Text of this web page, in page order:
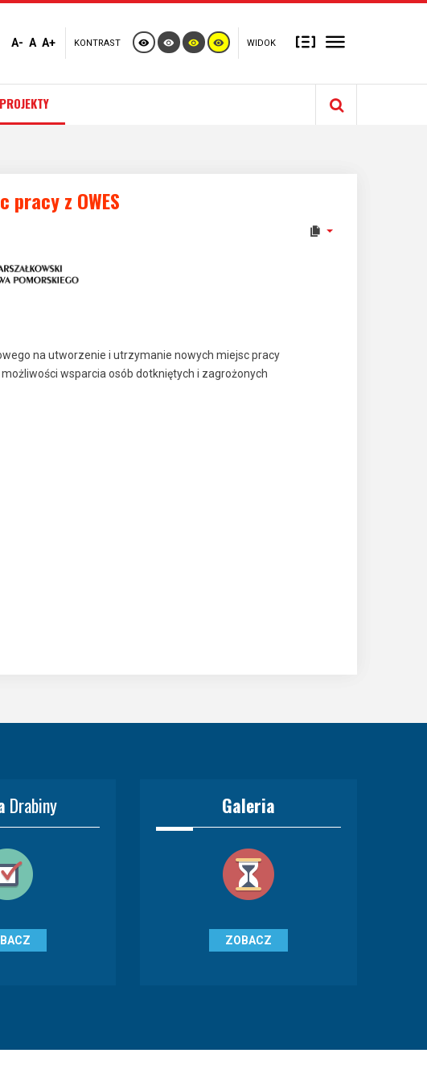
A- A A+ KONTRAST WIDOK
PROJEKTY
z OWES
na utworzenie i utrzymanie nowych miejsc pracy
wsparcia osób dotkniętych i zagrożonych
Drabiny Galeria
ZOBACZ